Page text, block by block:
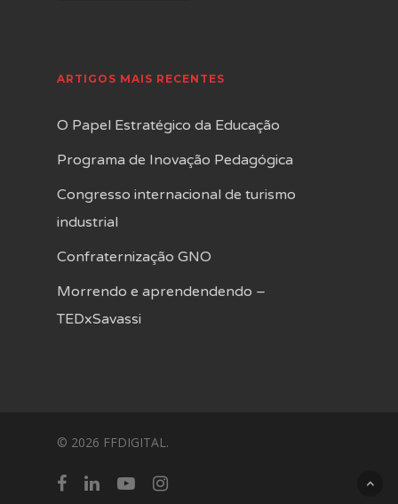
ARTIGOS MAIS RECENTES
O Papel Estratégico da Educação
Programa de Inovação Pedagógica
Congresso internacional de turismo
industrial
Confraternização GNO
Morrendo e aprendendendo –
TEDxSavassi
© 2026 FFDIGITAL.
facebooklinkedinyoutubeinstagram